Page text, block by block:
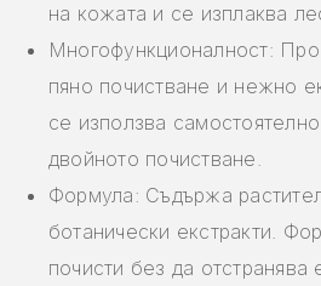
на кожата и се изплаква
Многофункционалност:
пяно почистване и нежно
се използва
двойното почистване.
Формула: Съдържа
ботанически екстракти.
почисти без да отстранява